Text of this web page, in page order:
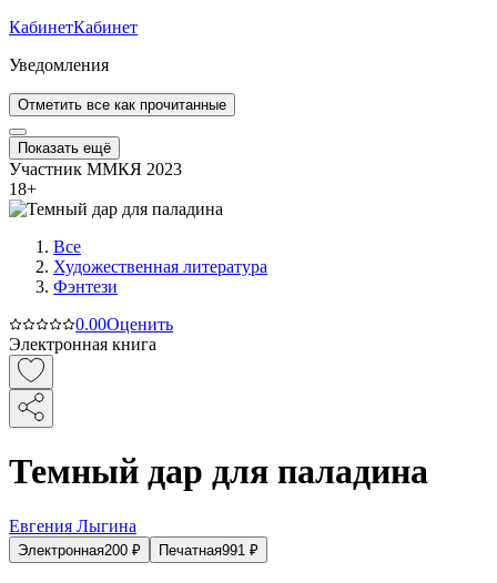
КабинетКабинет
Уведомления
Отметить все как прочитанные
Показать ещё
Участник ММКЯ 2023
18+
Все
Художественная литература
Фэнтези
0.00Оценить
Электронная книга
Темный дар для паладина
Евгения Лыгина
Электронная200 ₽ Печатная991 ₽